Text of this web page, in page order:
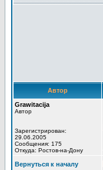
Автор
Grawitacija
Автор
Зарегистрирован:
29.06.2005
Сообщения: 175
Откуда: Ростов-на-Дону
Вернуться к началу